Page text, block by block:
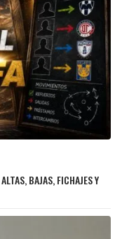
BAJAS, FICHAJES Y